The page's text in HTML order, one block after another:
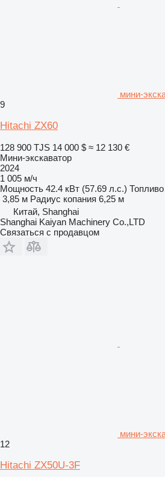
мини-
9
Hitachi ZX60
128 900 TJS 14 000 $ ≈ 12 130 €
Мини-экскаватор
2024
1 005 м/ч
Мощность 42.4 кВт (57.69 л.с.) Топливо
3,85 м Радиус копания 6,25 м
Китай, Shanghai
Shanghai Kaiyan Machinery Co.,LTD
Связаться с продавцом
мини-
12
Hitachi ZX50U-3F